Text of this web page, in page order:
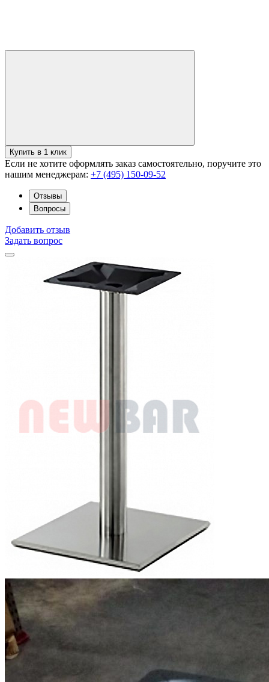
Купить в 1 клик
Если не хотите оформлять заказ самостоятельно, поручите это
нашим менеджерам: +7 (495) 150-09-52
Отзывы
Вопросы
Добавить отзыв
Задать вопрос